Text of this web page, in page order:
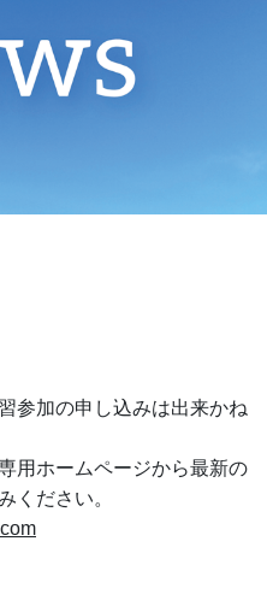
参加の申し込みは出来かね
用ホームページから最新の
ください。